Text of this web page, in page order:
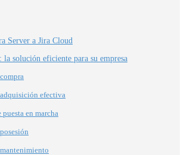
Server a Jira Cloud
la solución eficiente para su empresa
efectiva
puesta en marcha